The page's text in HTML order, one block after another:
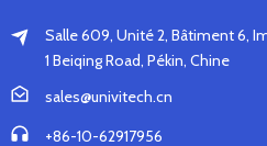
Salle 609, Unité 2, Bâtiment 6,
1 Beiqing Road, Pékin, Chine
sales@univitech.cn
+86-10-62917956